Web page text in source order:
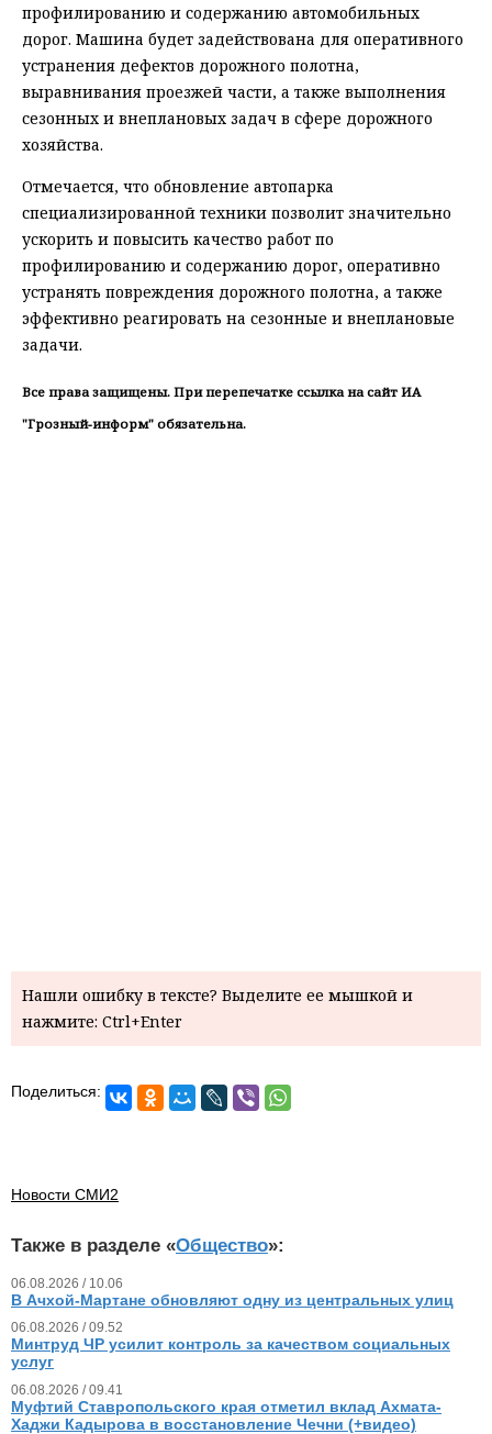
профилированию и содержанию автомобильных
дорог. Машина будет задействована для оперативного
устранения дефектов дорожного полотна,
выравнивания проезжей части, а также выполнения
сезонных и внеплановых задач в сфере дорожного
хозяйства.
Отмечается, что обновление автопарка
специализированной техники позволит значительно
ускорить и повысить качество работ по
профилированию и содержанию дорог, оперативно
устранять повреждения дорожного полотна, а также
эффективно реагировать на сезонные и внеплановые
задачи.
Все права защищены. При перепечатке ссылка на сайт ИА
"Грозный-информ" обязательна.
Нашли ошибку в тексте? Выделите ее мышкой и
нажмите: Ctrl+Enter
Поделиться:
Новости СМИ2
Также в разделе «Общество»:
06.08.2026 / 10.06
В Ачхой-Мартане обновляют одну из центральных улиц
06.08.2026 / 09.52
Минтруд ЧР усилит контроль за качеством социальных
услуг
06.08.2026 / 09.41
Муфтий Ставропольского края отметил вклад Ахмата-
Хаджи Кадырова в восстановление Чечни (+видео)